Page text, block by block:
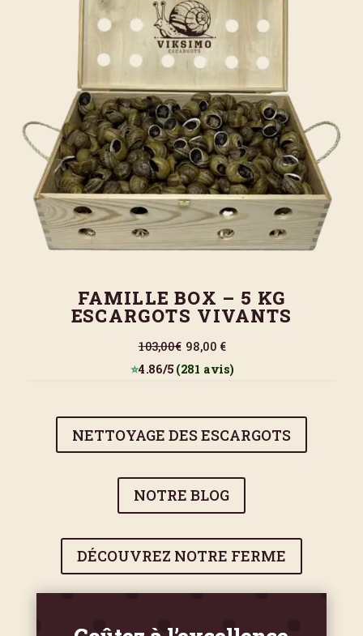
FAMILLE BOX – 5 KG
ESCARGOTS VIVANTS
103,00€98,00 €
⭐4.86/5(281 avis)
NETTOYAGE DES ESCARGOTS
NOTRE BLOG
DÉCOUVREZ NOTRE FERME